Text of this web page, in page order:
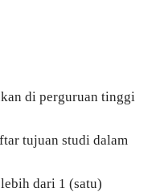
di perguruan tinggi
tujuan studi dalam
dari 1 (satu)